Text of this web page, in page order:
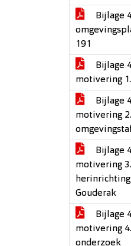
Bijlage
191
Bijlage
motivering
Bijlage
motivering
Bijlage
motivering
Gouderak
Bijlage
motivering
onderzoek